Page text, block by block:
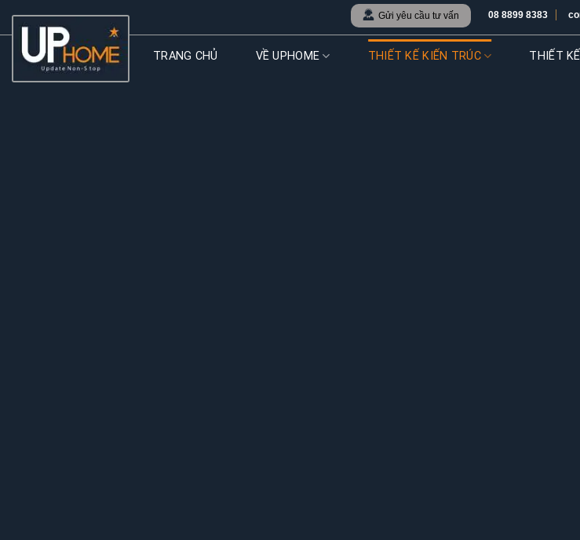
content
Gửi yêu cầu tư vấn 08 8899 8383
TRANG CHỦ VỀ UPHOME THIẾT KẾ KIẾN TRÚC THIẾT